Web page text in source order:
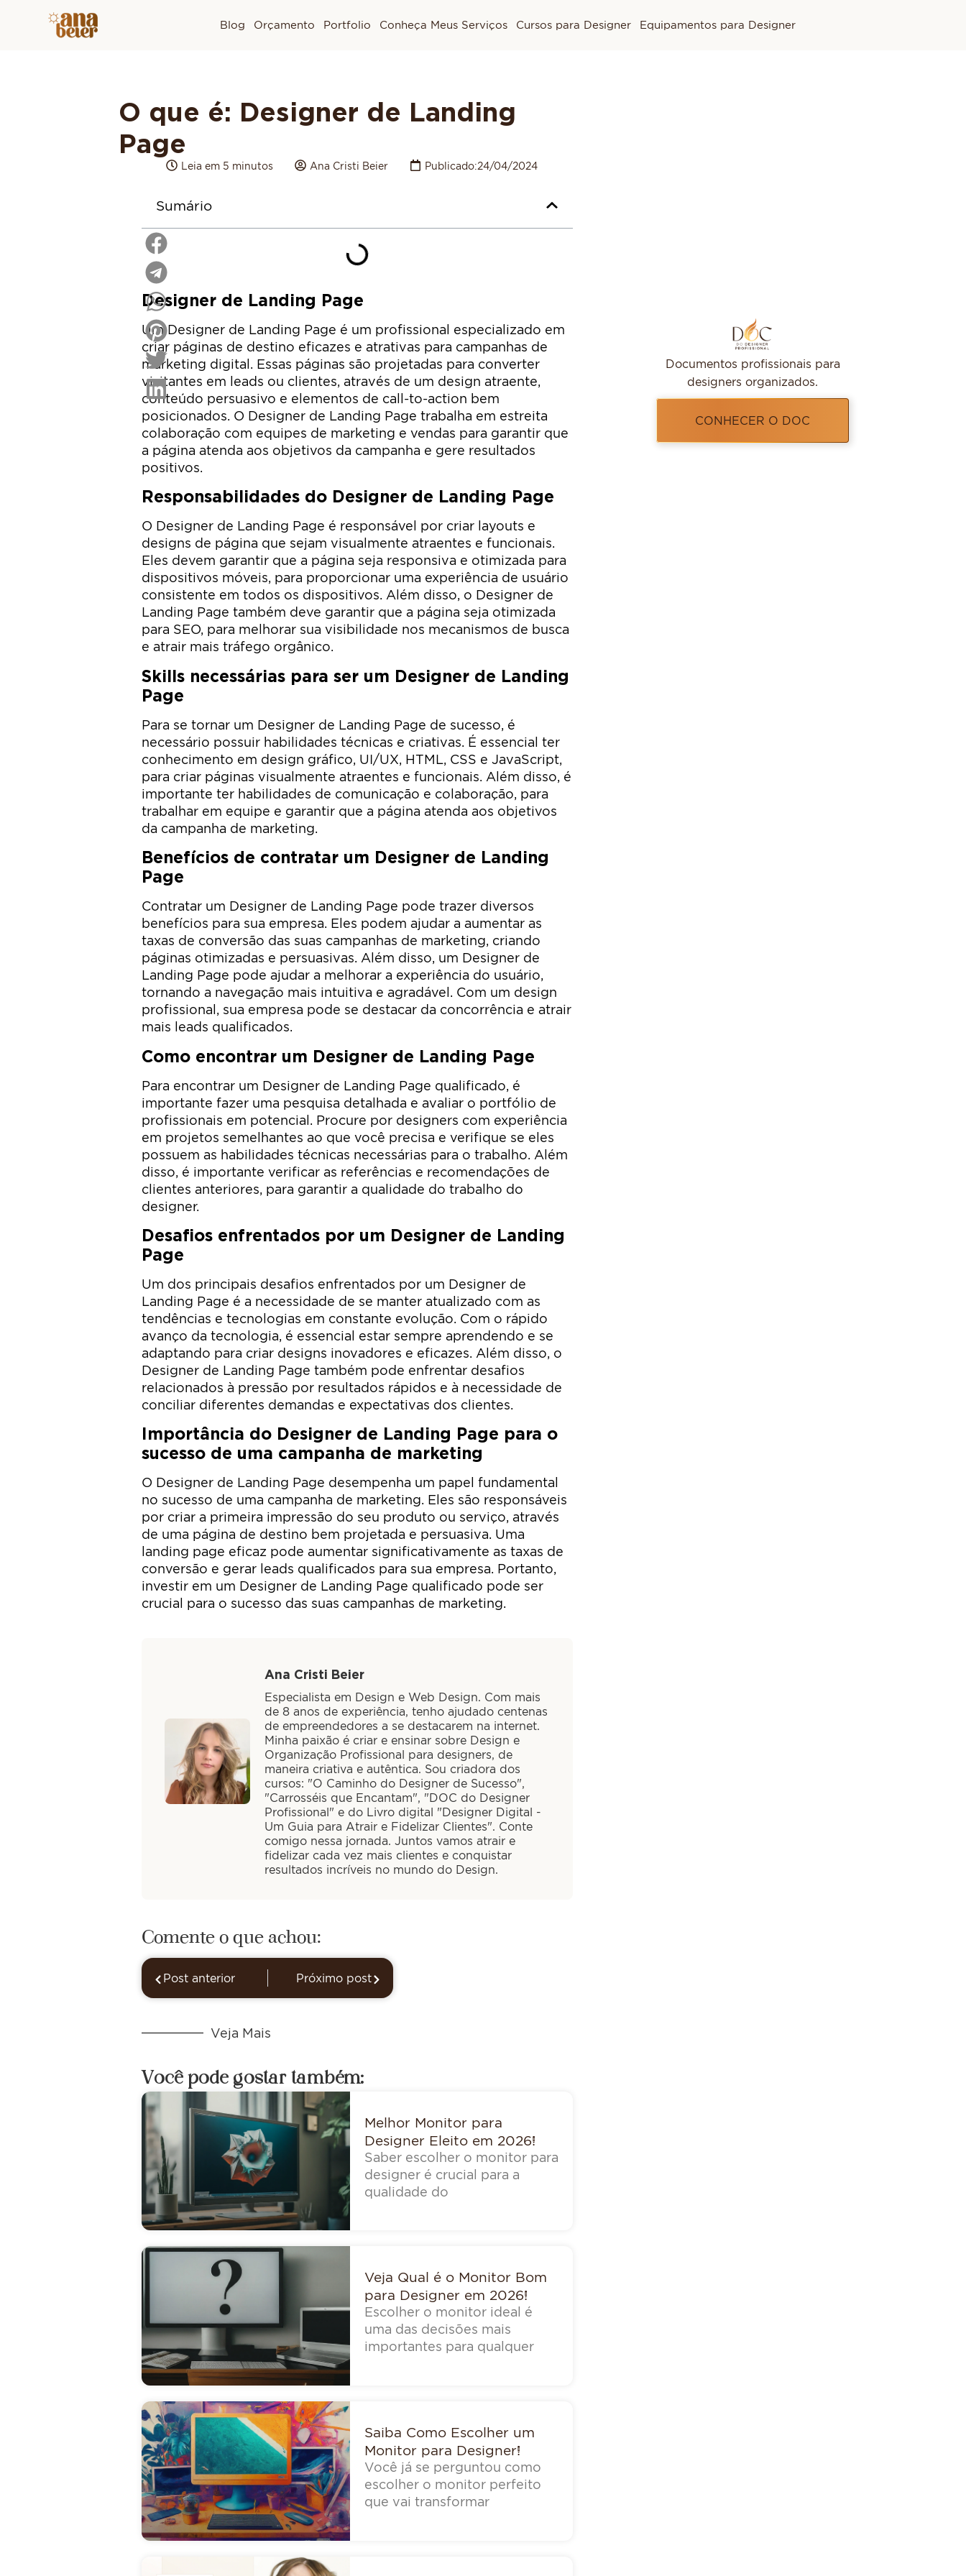
Blog Orçamento Portfolio Conheça Meus Serviços Cursos para Designer Equipamentos para Designer
O que é: Designer de Landing
Page
Leia em 5 minutos Ana Cristi Beier Publicado:24/04/2024
Sumário
Designer de Landing Page
Um Designer de Landing Page é um profissional especializado em
criar páginas de destino eficazes e atrativas para campanhas de
marketing digital. Essas páginas são projetadas para converter
visitantes em leads ou clientes, através de um design atraente,
conteúdo persuasivo e elementos de call-to-action bem
posicionados. O Designer de Landing Page trabalha em estreita
colaboração com equipes de marketing e vendas para garantir que
a página atenda aos objetivos da campanha e gere resultados
positivos.
Responsabilidades do Designer de Landing Page
O Designer de Landing Page é responsável por criar layouts e
designs de página que sejam visualmente atraentes e funcionais.
Eles devem garantir que a página seja responsiva e otimizada para
dispositivos móveis, para proporcionar uma experiência de usuário
consistente em todos os dispositivos. Além disso, o Designer de
Landing Page também deve garantir que a página seja otimizada
para SEO, para melhorar sua visibilidade nos mecanismos de busca
e atrair mais tráfego orgânico.
Skills necessárias para ser um Designer de Landing
Page
Para se tornar um Designer de Landing Page de sucesso, é
necessário possuir habilidades técnicas e criativas. É essencial ter
conhecimento em design gráfico, UI/UX, HTML, CSS e JavaScript,
para criar páginas visualmente atraentes e funcionais. Além disso, é
importante ter habilidades de comunicação e colaboração, para
trabalhar em equipe e garantir que a página atenda aos objetivos
da campanha de marketing.
Benefícios de contratar um Designer de Landing
Page
Contratar um Designer de Landing Page pode trazer diversos
benefícios para sua empresa. Eles podem ajudar a aumentar as
taxas de conversão das suas campanhas de marketing, criando
páginas otimizadas e persuasivas. Além disso, um Designer de
Landing Page pode ajudar a melhorar a experiência do usuário,
tornando a navegação mais intuitiva e agradável. Com um design
profissional, sua empresa pode se destacar da concorrência e atrair
mais leads qualificados.
Como encontrar um Designer de Landing Page
Para encontrar um Designer de Landing Page qualificado, é
importante fazer uma pesquisa detalhada e avaliar o portfólio de
profissionais em potencial. Procure por designers com experiência
em projetos semelhantes ao que você precisa e verifique se eles
possuem as habilidades técnicas necessárias para o trabalho. Além
disso, é importante verificar as referências e recomendações de
clientes anteriores, para garantir a qualidade do trabalho do
designer.
Desafios enfrentados por um Designer de Landing
Page
Um dos principais desafios enfrentados por um Designer de
Landing Page é a necessidade de se manter atualizado com as
tendências e tecnologias em constante evolução. Com o rápido
avanço da tecnologia, é essencial estar sempre aprendendo e se
adaptando para criar designs inovadores e eficazes. Além disso, o
Designer de Landing Page também pode enfrentar desafios
relacionados à pressão por resultados rápidos e à necessidade de
conciliar diferentes demandas e expectativas dos clientes.
Importância do Designer de Landing Page para o
sucesso de uma campanha de marketing
O Designer de Landing Page desempenha um papel fundamental
no sucesso de uma campanha de marketing. Eles são responsáveis
por criar a primeira impressão do seu produto ou serviço, através
de uma página de destino bem projetada e persuasiva. Uma
landing page eficaz pode aumentar significativamente as taxas de
conversão e gerar leads qualificados para sua empresa. Portanto,
investir em um Designer de Landing Page qualificado pode ser
crucial para o sucesso das suas campanhas de marketing.
Ana Cristi Beier
Especialista em Design e Web Design. Com mais
de 8 anos de experiência, tenho ajudado centenas
de empreendedores a se destacarem na internet.
Minha paixão é criar e ensinar sobre Design e
Organização Profissional para designers, de
maneira criativa e autêntica. Sou criadora dos
cursos: "O Caminho do Designer de Sucesso",
"Carrosséis que Encantam", "DOC do Designer
Profissional" e do Livro digital "Designer Digital -
Um Guia para Atrair e Fidelizar Clientes". Conte
comigo nessa jornada. Juntos vamos atrair e
fidelizar cada vez mais clientes e conquistar
resultados incríveis no mundo do Design.
Comente o que achou:
Post anterior Próximo post
Veja Mais
Você pode gostar também:
Melhor Monitor para
Designer Eleito em 2026!
Saber escolher o monitor para
designer é crucial para a
qualidade do
Veja Qual é o Monitor Bom
para Designer em 2026!
Escolher o monitor ideal é
uma das decisões mais
importantes para qualquer
Saiba Como Escolher um
Monitor para Designer!
Você já se perguntou como
escolher o monitor perfeito
que vai transformar
Documentos profissionais para
designers organizados.
CONHECER O DOC